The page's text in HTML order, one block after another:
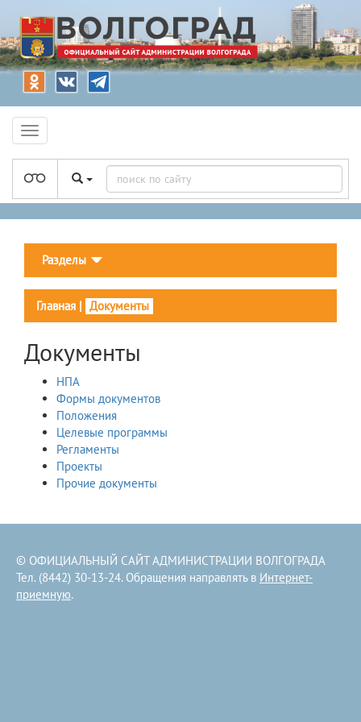
Разделы
Главная | Документы
Документы
НПА
Формы документов
Положения
Целевые программы
Регламенты
Проекты
Прочие документы
© ОФИЦИАЛЬНЫЙ САЙТ АДМИНИСТРАЦИИ ВОЛГОГРАДА
Тел. (8442) 30-13-24. Обращения направлять в Интернет-
приемную.